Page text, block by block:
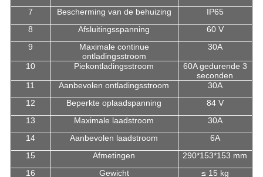
7
Bescherming van de behuizing
IP65
8
Afsluitingsspanning
60 V
9
Maximale continue
ontladingsstroom
30A
10 Piekontladingsstroom
60A gedurende 3
seconden
11
Aanbevolen ontladingsstroom
30A
12
Beperkte oplaadspanning
84 V
13
Maximale laadstroom
30A
14
Aanbevolen laadstroom
6A
15
Afmetingen
290*153*153 mm
16
Gewicht ≤ 15 kg